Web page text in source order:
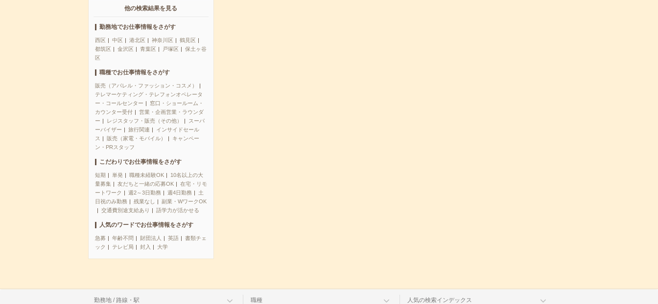
他の検索結果を見る
勤務地でお仕事情報をさがす
西区 中区 港北区 神奈川区
鶴見区
都筑区
金沢区 青葉区 戸塚区
保土ヶ谷
区
職種でお仕事情報をさがす
販売（アパレル・ファッション・コスメ）
テレマーケティング・テレフォンオペレータ
ー・コールセンター
窓口・ショールーム・
カウンター受付
営業・企画営業・ラウンダ
ー
レジスタッフ・販売（その他）
スーパ
ーバイザー
旅行関連
インサイドセール
ス
販売（家電・モバイル）
キャンペー
ン・PRスタッフ
こだわりでお仕事情報をさがす
短期 単発 職種未経験OK
10名以上の大
量募集
友だちと一緒の応募OK
在宅・リモ
ートワーク
週2～3日勤務 週4日勤務
土
日祝のみ勤務
残業なし
副業・WワークOK
交通費別途支給あり
語学力が活かせる
人気のワードでお仕事情報をさがす
急募 年齢不問 財団法人 英語
書類チェ
ック
テレビ局 封入 大学
勤務地 / 路線・駅 職種 人気の検索インデックス